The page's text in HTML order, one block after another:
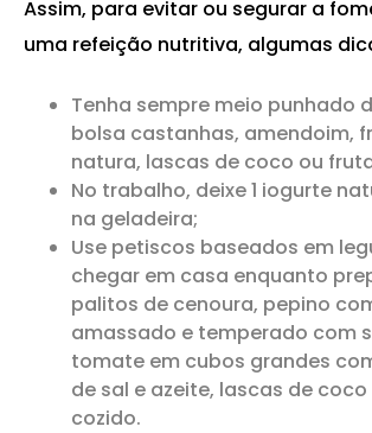
Assim, para evitar ou segurar a
uma refeição nutritiva, algumas
Tenha sempre meio punhado
bolsa castanhas, amendoim,
natura, lascas de coco ou
No trabalho, deixe 1 iogurte
na geladeira;
Use petiscos baseados em
chegar em casa enquanto
palitos de cenoura, pepino
amassado e temperado com
tomate em cubos grandes
de sal e azeite, lascas de coco
cozido.